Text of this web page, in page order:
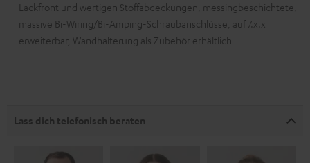
Lackfront und wertigen Stoffabdeckungen, messingbeschichtete,
massive Bi-Wiring/Bi-Amping-Schraubanschlüsse, auf 7.x.x
erweiterbar, Wandhalterung als Zubehör erhältlich
Lass dich telefonisch beraten